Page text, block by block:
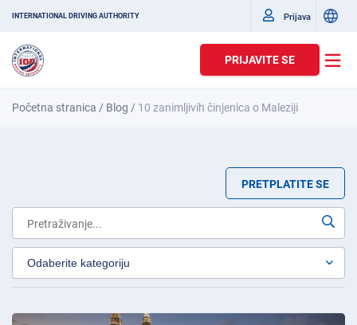
INTERNATIONAL DRIVING AUTHORITY Prijava
PRIJAVITE SE
Početna stranica / Blog / 10 zanimljivih činjenica o Maleziji
PRETPLATITE SE